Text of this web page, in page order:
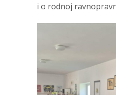
i o rodnoj